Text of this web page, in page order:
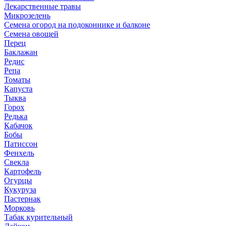
Лекарственные травы
Микрозелень
Семена огород на подоконнике и балконе
Семена овощей
Перец
Баклажан
Редис
Репа
Томаты
Капуста
Тыква
Горох
Редька
Кабачок
Бобы
Патиссон
Фенхель
Свекла
Картофель
Огурцы
Кукуруза
Пастернак
Морковь
Табак курительный